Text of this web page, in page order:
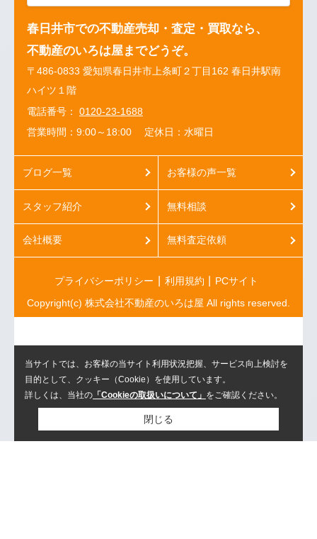
春日井市での不動産売却・査定・買取なら、
不動産のいろは屋までどうぞ。
〒486-0833 愛知県春日井市上条町２丁目162 春日井駅南
ハイツ１階
電話番号： 0120-23-1688
営業時間：9:00～18:00
定休日：水曜日
ブログ一覧
スタッフ紹介
会社概要
お客様の声一覧
無料相談
無料査定依頼
プライバシーポリシー 利用規約
PCサイト
Copyright(c) 株式会社不動産のいろは屋 All rights reserved.
当サイトでは、お客様の当サイト利用状況把握、サービス向上検討を
目的として、クッキー（Cookie）を使用しています。
詳しくは、当社の 「Cookieの取扱いについて」 をご確認ください。
閉じる